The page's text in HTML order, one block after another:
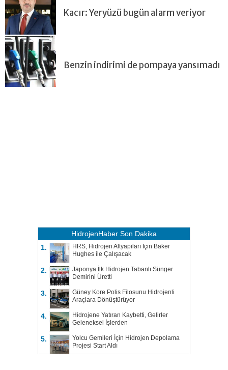
Kacır: Yeryüzü bugün alarm veriyor
Benzin indirimi de pompaya yansımadı
HidrojenHaber Son Dakika
1.
HRS, Hidrojen Altyapıları İçin Baker
Hughes ile Çalışacak
2.
Japonya İlk Hidrojen Tabanlı Sünger
Demirini Üretti
3.
Güney Kore Polis Filosunu Hidrojenli
Araçlara Dönüştürüyor
4.
Hidrojene Yatıran Kaybetti, Gelirler
Geleneksel İşlerden
5.
Yolcu Gemileri İçin Hidrojen Depolama
Projesi Start Aldı